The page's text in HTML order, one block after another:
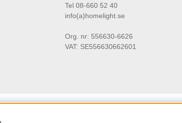
Tel 08-660 52 40
info(a)homelight.se
Org. nr: 556630-6626
VAT: SE556630662601